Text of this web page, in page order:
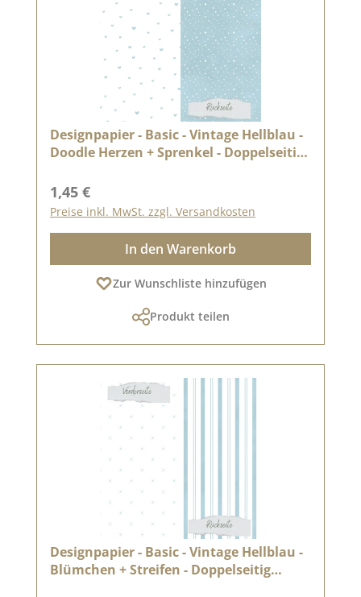
Designpapier - Basic - Vintage Hellblau -
Doodle Herzen + Sprenkel - Doppelseitig
Regulärer Preis:
1,45 €
Preise inkl. MwSt. zzgl. Versandkosten
In den Warenkorb
Zur Wunschliste hinzufügen
Produkt teilen
Designpapier - Basic - Vintage Hellblau -
Blümchen + Streifen - Doppelseitig